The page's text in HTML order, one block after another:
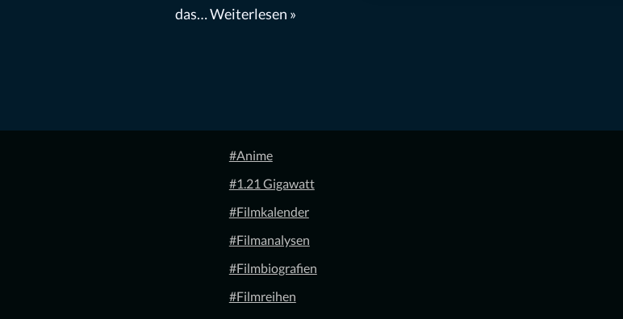
das…Weiterlesen »
#Anime
#1.21 Gigawatt
#Filmkalender
#Filmanalysen
#Filmbiografien
#Filmreihen